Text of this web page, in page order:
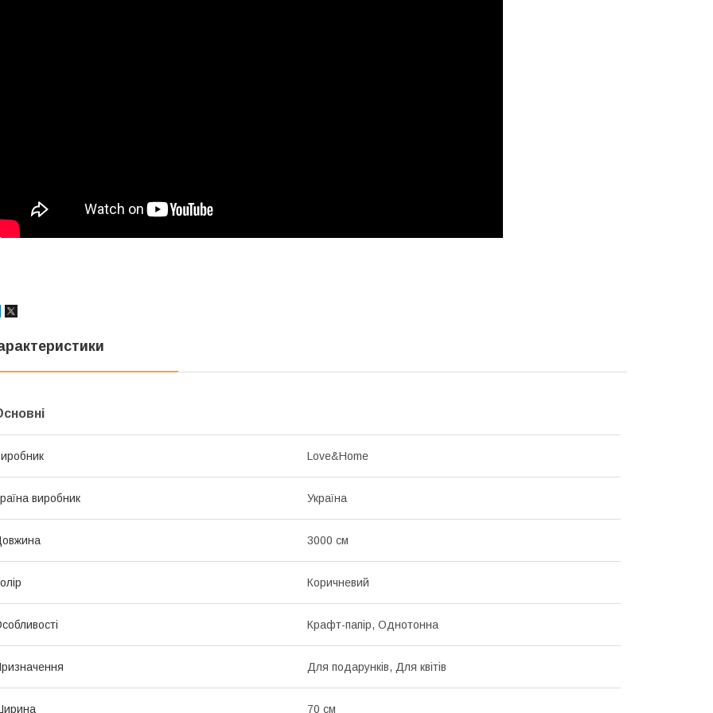
Love&Home
виробник Україна
3000 см
Коричневий
Крафт-папір, Однотонна
Для подарунків, Для квітів
70 см